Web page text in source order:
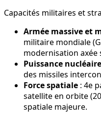
Capacités militaires et
Armée massive et
militaire mondiale
modernisation axée
Puissance nucléaire
des missiles
Force spatiale : 4e
satellite en orbite
spatiale majeure.